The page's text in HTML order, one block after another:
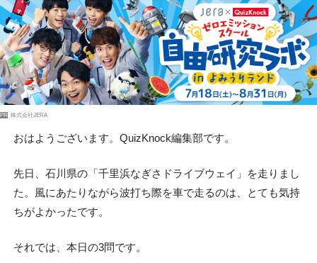
PR 株式会社JERA
おはようございます。QuizKnock編集部です。
先日、石川県の「千里浜なぎさドライブウェイ」を走りまし
た。風にあたりながら波打ち際を車で走るのは、とても気持
ちがよかったです。
それでは、本日の3問です。